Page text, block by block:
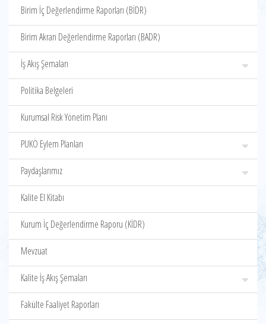
Birim İç Değerlendirme Raporları (BİDR)
Birim Akran Değerlendirme Raporları (BADR)
İş Akış Şemaları
Politika Belgeleri
Kurumsal Risk Yönetim Planı
PUKÖ Eylem Planları
Paydaşlarımız
Kalite El Kitabı
Kurum İç Değerlendirme Raporu (KİDR)
Mevzuat
Kalite İş Akış Şemaları
Fakülte Faaliyet Raporları